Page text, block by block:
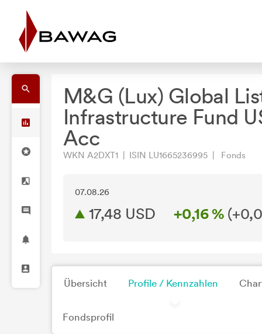
M&G (Lux) Global
Infrastructure Fund
Acc
WKN A2DXT1 | ISIN LU1665236995 | Fonds
07.08.26
17,48 USD +0,16 % (
Übersicht Profile / Kennzahlen
Fondsprofil